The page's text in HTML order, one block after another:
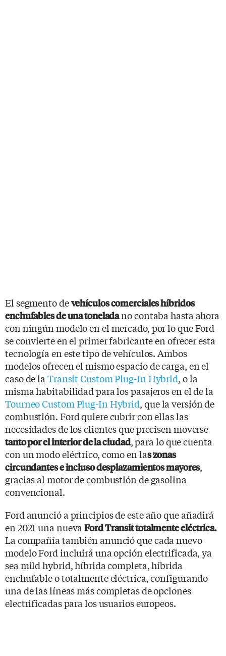
El segmento devehículos comerciales híbridos
enchufables de una toneladano contaba hasta ahora
con ningún modelo en el mercado, por lo que Ford
se convierte en el primer fabricante en ofrecer esta
tecnología en este tipo de vehículos. Ambos
modelos ofrecen el mismo espacio de carga, en el
caso de la Transit Custom Plug-In Hybrid, o la
misma habitabilidad para los pasajeros en el de la
Tourneo Custom Plug-In Hybrid, que la versión de
combustión. Ford quiere cubrir con ellas las
necesidades de los clientes que precisen moverse
tanto por el interior de la ciudad, para lo que cuenta
con un modo eléctrico, como en las zonas
circundantes e incluso desplazamientos mayores,
gracias al motor de combustión de gasolina
convencional.
Ford anunció a principios de este año que añadirá
en 2021 una nuevaFord Transit totalmente eléctrica.
La compañía también anunció que cada nuevo
modelo Ford incluirá una opción electrificada, ya
sea mild hybrid, híbrida completa, híbrida
enchufable o totalmente eléctrica, configurando
una de las líneas más completas de opciones
electrificadas para los usuarios europeos.